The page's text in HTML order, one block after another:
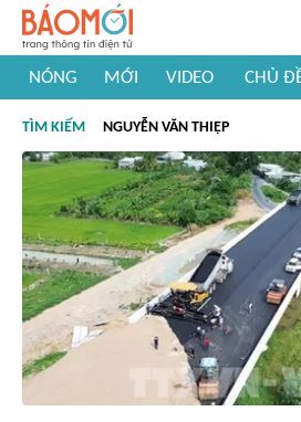
NÓNG MỚI VIDEO CHỦ
#Khám phá Việt Nam
#Khám phá thế giới
TÌM KIẾM NGUYỄN VĂN THIỆP